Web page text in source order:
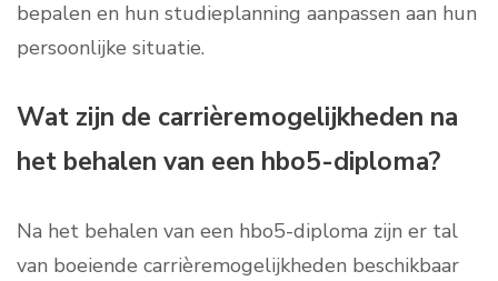
bepalen en hun studieplanning aanpassen aan hun
persoonlijke situatie.
Wat zijn de carrièremogelijkheden na
het behalen van een hbo5-diploma?
Na het behalen van een hbo5-diploma zijn er tal
van boeiende carrièremogelijkheden beschikbaar